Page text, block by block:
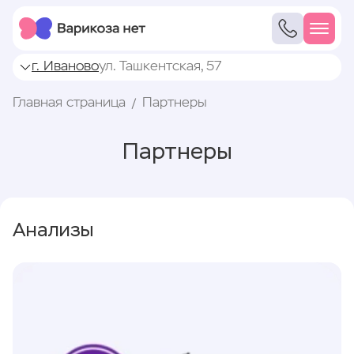
г. Ивановоул. Ташкентская, 57
Главная страница Партнеры
Партнеры
Анализы